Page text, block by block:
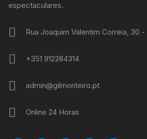
espectaculares.
Rua Joaquim Valentim Correia, 30
+351 912284314
admin@gilmonteiro.pt
Online 24 Horas